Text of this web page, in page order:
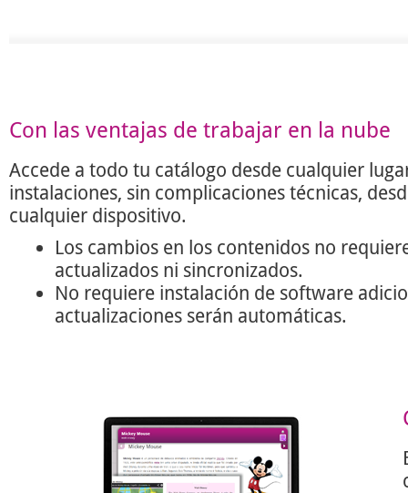
Con las ventajas de trabajar en la nube
Accede a todo tu catálogo desde cualquier
instalaciones, sin complicaciones técnicas,
cualquier dispositivo.
Los cambios en los contenidos no
actualizados ni sincronizados.
No requiere instalación de software
actualizaciones serán automáticas.